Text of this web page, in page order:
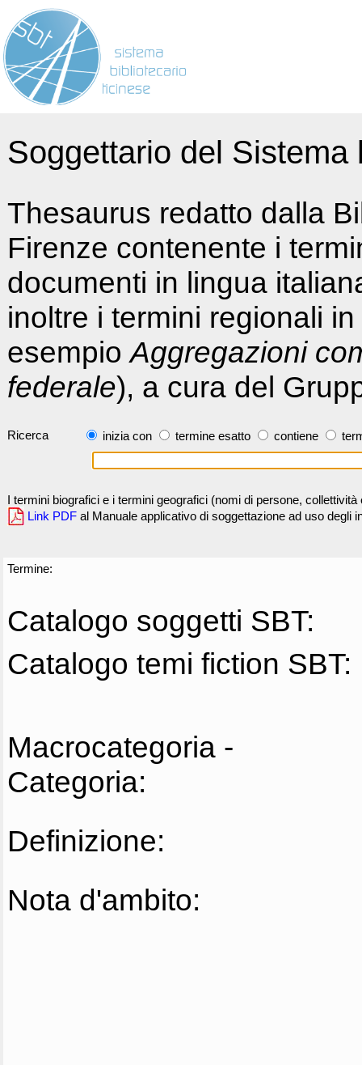
Soggettario del
Thesaurus redatto dalla
Firenze contenente i
documenti in lingua
inoltre i termini regionali
esempioAggregazioni
federale), a cura del
Ricerca inizia con termine esatto contiene
I termini biografici e i termini geografici (nomi di persone,
Link PDF al Manuale applicativo di soggettazione ad uso degli
Termine:
Catalogo soggetti SBT:
Catalogo temi fiction SBT:
Macrocategoria -
Categoria:
Definizione:
Nota d'ambito: